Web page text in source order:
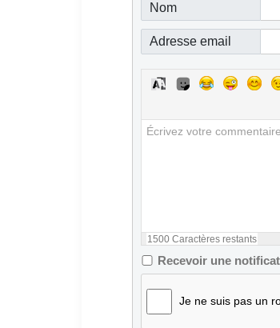
Nom
Adresse email
1500 Caractères restants
Recevoir une
Je ne suis pas un